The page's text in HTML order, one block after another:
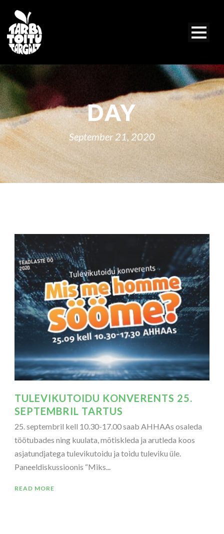
DAY
September 21, 2020
TULEVIKUTOIDU KONVERENTS 25.
SEPTEMBRIL TARTUS
25. septembril kell 10.30-17.00 saab AHHAAs osaleda
töötubades ning kuulata, mõtiskleda ja arutleda koos
asjatundjatega tulevikutoidu ja toidu tuleviku üle.
Paneeldiskussioonis “Miks...
READ MORE